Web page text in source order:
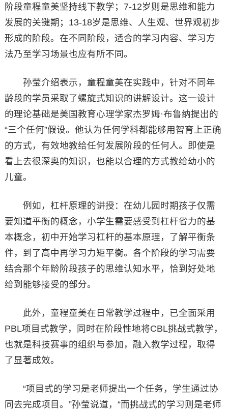
阶段童程童美坚持线下教学；7-12岁则是思维和能力
发展的关键期；13-18岁是思维、人生观、世界观初步
形成的阶段。在不同阶段，适合的学习内容、学习方
法乃至学习场景也应有所不同。
孙莹介绍表示，童程童美在实践中，针对不同年
龄段的学员采取了螺旋式知识的讲解设计。这一设计
的理论基础是美国教育心理学家杰罗姆·布鲁纳提出的
“三个任何”假设。他认为任何学科都能够用智育上正确
的方式，有效地教给任何发展阶段的任何人。即使是
看上去很深奥的知识，也能以合理的方式教给幼小的
儿童。
例如，杠杆原理的讲授：在幼儿园时期孩子仅需
要知道平衡的概念，小学生需要感受到杠杆省力的基
本概念，初中开始学习杠杆的基本原理，了解平衡条
件，到了高中再学习力矩平衡。各个阶段的学习需要
结合那个年龄阶段孩子的思维认知水平，恰到好处地
给到能够接受的部分。
此外，童程童美在日常教学过程中，已全面采用
PBL项目式教学，同时在阶段性地将CBL挑战式教学，
也就是科技赛事的组织与参加，融入教学过程，取得
了显著成效。
“项目式的学习是老师提出一个任务，学生通过协
同去完成项目。”孙莹说道，“而挑战式的学习则是老师